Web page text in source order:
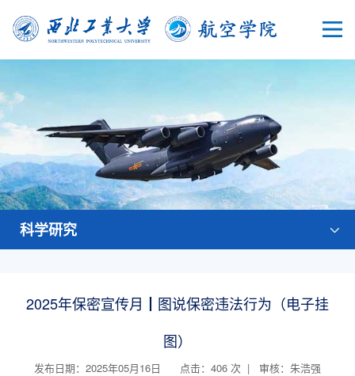
科学研究
2025年保密宣传月┃图说保密违法行为（电子挂
图）
发布日期：2025年05月16日 点击： 406 次 | 审核：朱浩强